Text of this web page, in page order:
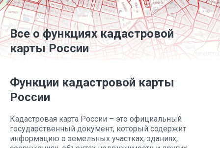
Все о функциях кадастровой
карты России
Функции кадастровой карты
России
Кадастровая карта России – это официальный
государственный документ, который содержит
информацию о земельных участках, зданиях,